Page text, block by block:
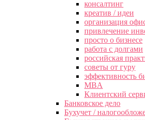
консалтинг
креатив / идеи
организация
привлечение
просто о бизнесе
работа с долгами
российская
советы от гуру
эффективность
MBA
Клиентский
Банковское дело
Бухучет /